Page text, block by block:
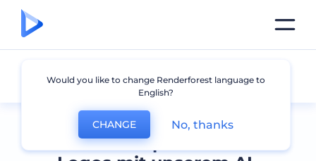
Erstellen Sie professionelle
Alle Logos
Would you like to change Renderforest language to
English?
CHANGE No, thanks